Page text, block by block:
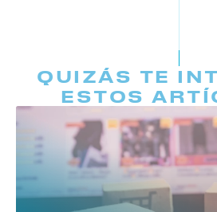
QUIZÁS TE
ESTOS